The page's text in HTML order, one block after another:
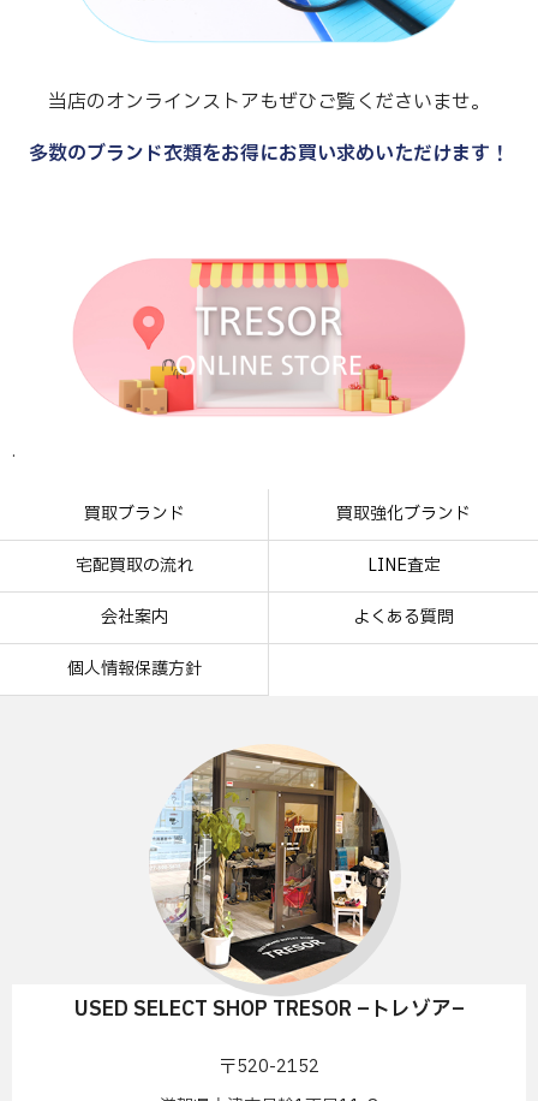
当店のオンラインストアもぜひご覧くださいませ。
多数のブランド衣類をお得にお買い求めいただけます！
.
買取ブランド 買取強化ブランド
宅配買取の流れ LINE査定
会社案内 よくある質問
個人情報保護方針
USED SELECT SHOP TRESOR –トレゾア–
〒520-2152